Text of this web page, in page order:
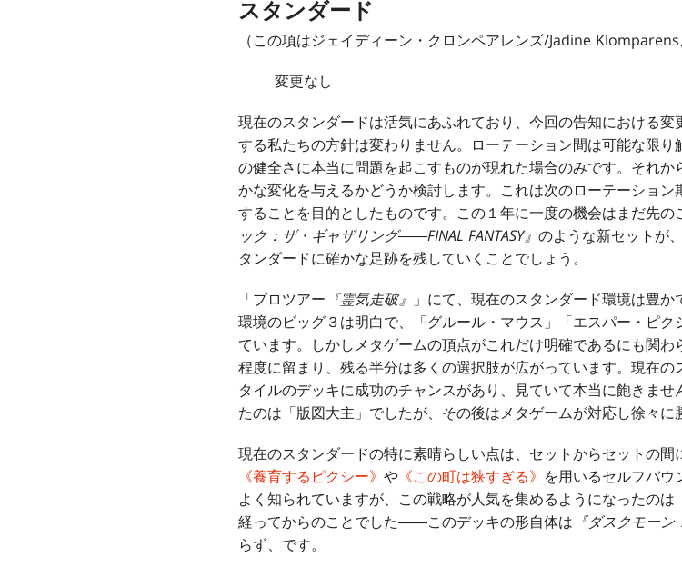
スタンダード
（この項はジェイディーン・クロンペアレンズ/Jadine Klomparens
変更なし
現在のスタンダードは活気にあふれており、今回の告知における
する私たちの方針は変わりません。ローテーション間は可能な限
の健全さに本当に問題を起こすものが現れた場合のみです。それ
かな変化を与えるかどうか検討します。これは次のローテーショ
することを目的としたものです。この１年に一度の機会はまだ先の
ック：ザ・ギャザリング――FINAL FANTASY』 のような新セットが、
タンダードに確かな足跡を残していくことでしょう。
「プロツアー 『霊気走破』 」にて、現在のスタンダード環境は豊
環境のビッグ３は明白で、「グルール・マウス」「エスパー・ピ
ています。しかしメタゲームの頂点がこれだけ明確であるにも関
程度に留まり、残る半分は多くの選択肢が広がっています。現在
タイルのデッキに成功のチャンスがあり、見ていて本当に飽きま
たのは「版図大主」でしたが、その後はメタゲームが対応し徐々に
現在のスタンダードの特に素晴らしい点は、セットからセットの間
《養育するピクシー》 や 《この町は狭すぎる》 を用いるセルフバウ
よく知られていますが、この戦略が人気を集めるようになったのは
経ってからのことでした――このデッキの形自体は 『ダスクモーン
らず、です。